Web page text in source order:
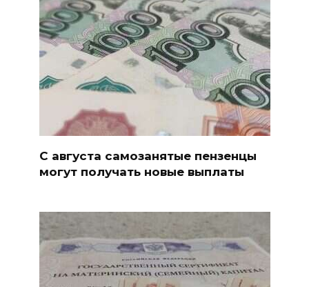
С августа самозанятые пензенцы
могут получать новые выплаты